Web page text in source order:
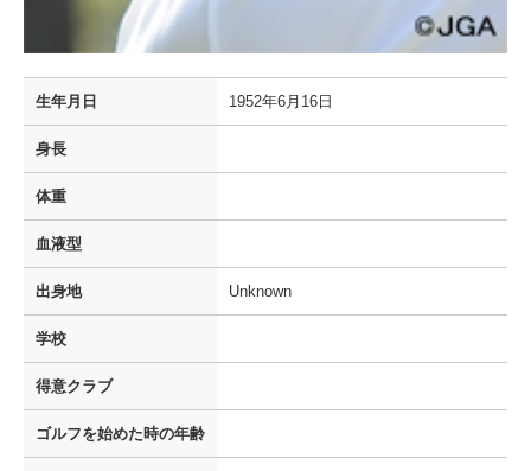
生年月日 1952年6月16日
身長
体重
血液型
出身地 Unknown
学校
得意クラブ
ゴルフを始めた時の年齢